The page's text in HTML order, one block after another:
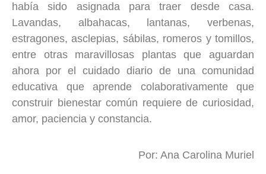
había sido asignada para traer desde casa.
Lavandas, albahacas, lantanas, verbenas,
estragones, asclepias, sábilas, romeros y tomillos,
entre otras maravillosas plantas que aguardan
ahora por el cuidado diario de una comunidad
educativa que aprende colaborativamente que
construir bienestar común requiere de curiosidad,
amor, paciencia y constancia.
Por: Ana Carolina Muriel